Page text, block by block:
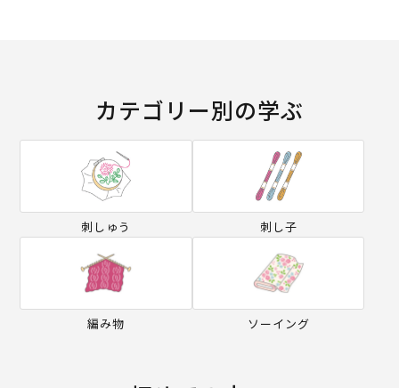
カテゴリー別の学ぶ
刺しゅう 刺し子
編み物 ソーイング